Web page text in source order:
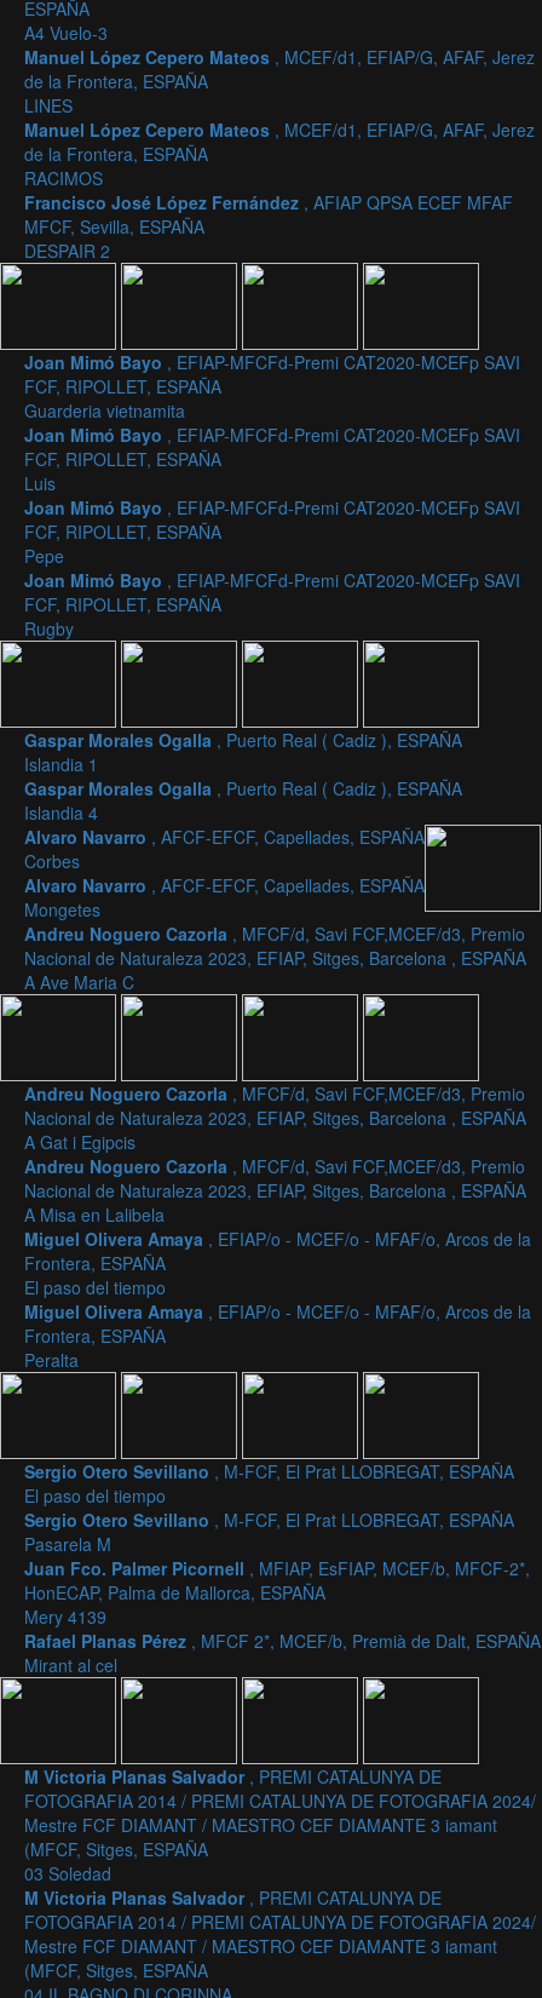
ESPAÑA
A4 Vuelo-3
Manuel López Cepero Mateos , MCEF/d1, EFIAP/G, AFAF, Jerez
de la Frontera, ESPAÑA
LINES
Manuel López Cepero Mateos , MCEF/d1, EFIAP/G, AFAF, Jerez
de la Frontera, ESPAÑA
RACIMOS
Francisco José López Fernández , AFIAP QPSA ECEF MFAF
MFCF, Sevilla, ESPAÑA
DESPAIR 2
Joan Mimó Bayo , EFIAP-MFCFd-Premi CAT2020-MCEFp SAVI
FCF, RIPOLLET, ESPAÑA
Guarderia vietnamita
Joan Mimó Bayo , EFIAP-MFCFd-Premi CAT2020-MCEFp SAVI
FCF, RIPOLLET, ESPAÑA
Luis
Joan Mimó Bayo , EFIAP-MFCFd-Premi CAT2020-MCEFp SAVI
FCF, RIPOLLET, ESPAÑA
Pepe
Joan Mimó Bayo , EFIAP-MFCFd-Premi CAT2020-MCEFp SAVI
FCF, RIPOLLET, ESPAÑA
Rugby
Gaspar Morales Ogalla , Puerto Real ( Cadiz ), ESPAÑA
Islandia 1
Gaspar Morales Ogalla , Puerto Real ( Cadiz ), ESPAÑA
Islandia 4
Alvaro Navarro , AFCF-EFCF, Capellades, ESPAÑA
Corbes
Alvaro Navarro , AFCF-EFCF, Capellades, ESPAÑA
Mongetes
Andreu Noguero Cazorla , MFCF/d, Savi FCF,MCEF/d3, Premio
Nacional de Naturaleza 2023, EFIAP, Sitges, Barcelona , ESPAÑA
A Ave Maria C
Andreu Noguero Cazorla , MFCF/d, Savi FCF,MCEF/d3, Premio
Nacional de Naturaleza 2023, EFIAP, Sitges, Barcelona , ESPAÑA
A Gat i Egipcis
Andreu Noguero Cazorla , MFCF/d, Savi FCF,MCEF/d3, Premio
Nacional de Naturaleza 2023, EFIAP, Sitges, Barcelona , ESPAÑA
A Misa en Lalibela
Miguel Olivera Amaya , EFIAP/o - MCEF/o - MFAF/o, Arcos de la
Frontera, ESPAÑA
El paso del tiempo
Miguel Olivera Amaya , EFIAP/o - MCEF/o - MFAF/o, Arcos de la
Frontera, ESPAÑA
Peralta
Sergio Otero Sevillano , M-FCF, El Prat LLOBREGAT, ESPAÑA
El paso del tiempo
Sergio Otero Sevillano , M-FCF, El Prat LLOBREGAT, ESPAÑA
Pasarela M
Juan Fco. Palmer Picornell , MFIAP, EsFIAP, MCEF/b, MFCF-2*,
HonECAP, Palma de Mallorca, ESPAÑA
Mery 4139
Rafael Planas Pérez , MFCF 2*, MCEF/b, Premià de Dalt, ESPAÑA
Mirant al cel
M Victoria Planas Salvador , PREMI CATALUNYA DE
FOTOGRAFIA 2014 / PREMI CATALUNYA DE FOTOGRAFIA 2024/
Mestre FCF DIAMANT / MAESTRO CEF DIAMANTE 3 iamant
(MFCF, Sitges, ESPAÑA
03 Soledad
M Victoria Planas Salvador , PREMI CATALUNYA DE
FOTOGRAFIA 2014 / PREMI CATALUNYA DE FOTOGRAFIA 2024/
Mestre FCF DIAMANT / MAESTRO CEF DIAMANTE 3 iamant
(MFCF, Sitges, ESPAÑA